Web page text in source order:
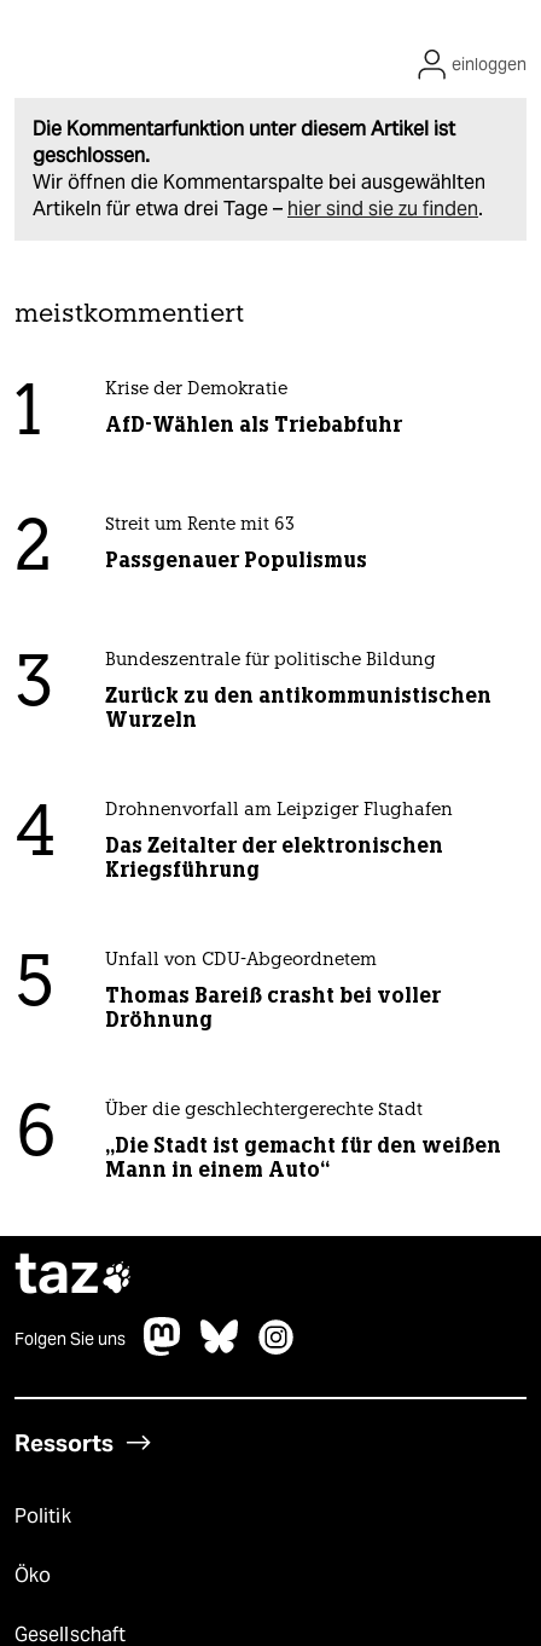
Die Kommentarfunktion unter diesem Artikel ist
geschlossen.
Wir öffnen die Kommentarspalte bei ausgewählten
Artikeln für etwa drei Tage – hier sind sie zu finden.
einloggen
meistkommentiert
1 Krise der Demokratie
AfD-Wählen als Triebabfuhr
2 Streit um Rente mit 63
Passgenauer Populismus
3 Bundeszentrale für politische Bildung
Zurück zu den antikommunistischen
Wurzeln
4 Drohnenvorfall am Leipziger Flughafen
Das Zeitalter der elektronischen
Kriegsführung
5 Unfall von CDU-Abgeordnetem
Thomas Bareiß crasht bei voller
Dröhnung
6 Über die geschlechtergerechte Stadt
„Die Stadt ist gemacht für den weißen
Mann in einem Auto“
taz
Folgen Sie uns
Ressorts
Politik
Öko
Gesellschaft